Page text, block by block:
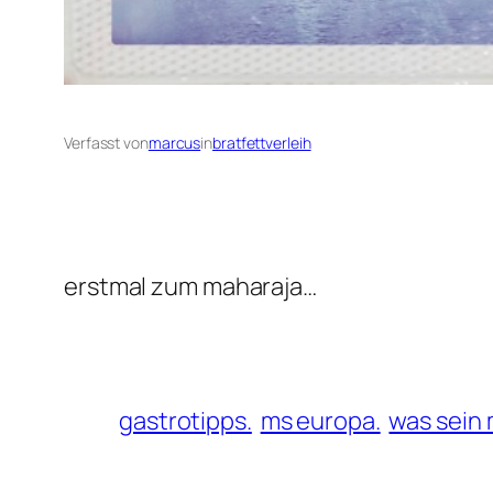
Verfasst vonmarcusinbratfettverleih
erstmal zum maharaja…
gastrotipps. ms europa. was sein